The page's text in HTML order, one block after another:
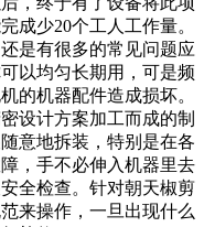
成少20个工人工作量。
是有很多的常见问题应
以均匀长期用，可是频
的机器配件造成损坏。
设计方案加工而成的制
意地拆装，特别是在各
，手不必伸入机器里去
全检查。针对朝天椒剪
来操作，一旦出现什么